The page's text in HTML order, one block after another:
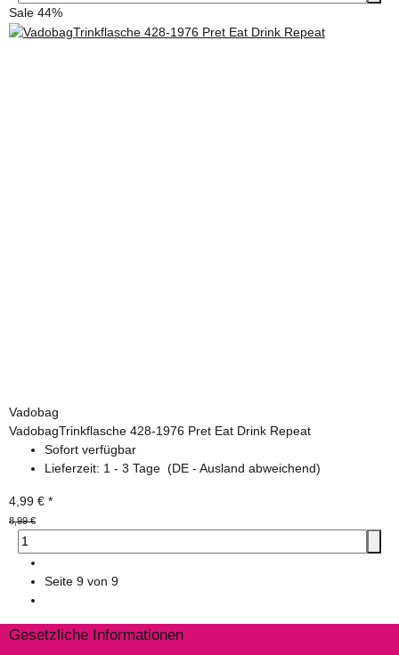
Sale 44%
Vadobag
VadobagTrinkflasche 428-1976 Pret Eat Drink Repeat
Sofort verfügbar
Lieferzeit: 1 - 3 Tage (DE - Ausland abweichend)
4,99 € *
8,99 €
Seite 9 von 9
Gesetzliche Informationen